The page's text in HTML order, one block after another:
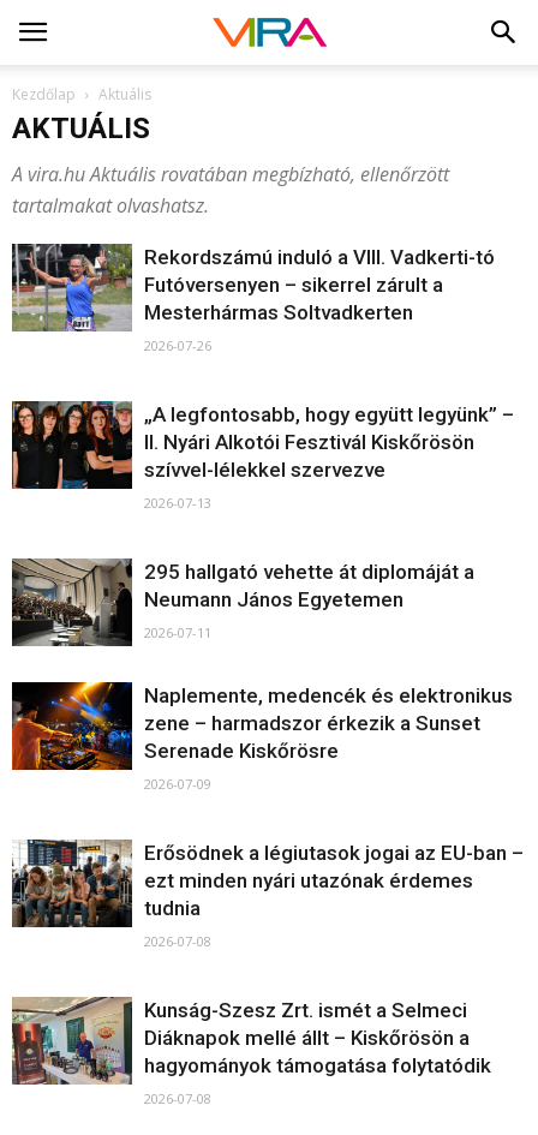
Kezdőlap Aktuális
AKTUÁLIS
A vira.hu Aktuális rovatában megbízható, ellenőrzött
tartalmakat olvashatsz.
Rekordszámú induló a VIII. Vadkerti-tó
Futóversenyen – sikerrel zárult a
Mesterhármas Soltvadkerten
2026-07-26
„A legfontosabb, hogy együtt legyünk” –
II. Nyári Alkotói Fesztivál Kiskőrösön
szívvel-lélekkel szervezve
2026-07-13
295 hallgató vehette át diplomáját a
Neumann János Egyetemen
2026-07-11
Naplemente, medencék és elektronikus
zene – harmadszor érkezik a Sunset
Serenade Kiskőrösre
2026-07-09
Erősödnek a légiutasok jogai az EU-ban –
ezt minden nyári utazónak érdemes
tudnia
2026-07-08
Kunság-Szesz Zrt. ismét a Selmeci
Diáknapok mellé állt – Kiskőrösön a
hagyományok támogatása folytatódik
2026-07-08